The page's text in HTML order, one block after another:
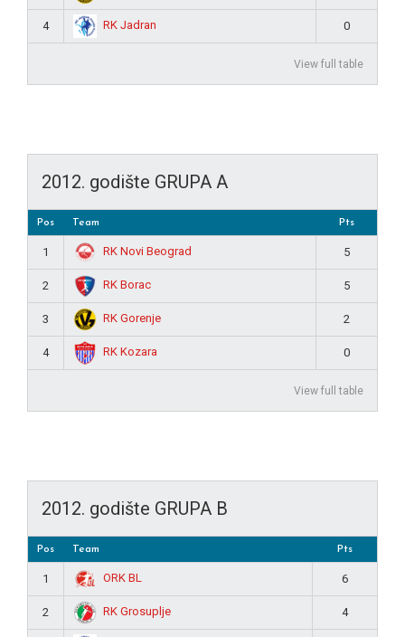
4 RK Jadran 0
View full table
2012. godište GRUPA A
Pos Team Pts
1 RK Novi Beograd 5
2 RK Borac 5
3 RK Gorenje 2
4 RK Kozara 0
View full table
2012. godište GRUPA B
Pos Team Pts
1 ORK BL 6
2 RK Grosuplje 4